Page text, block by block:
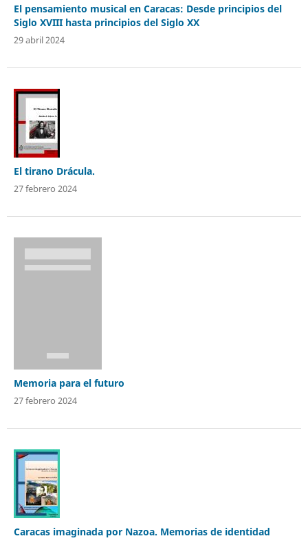
El pensamiento musical en Caracas: Desde principios del
Siglo XVIII hasta principios del Siglo XX
29 abril 2024
El tirano Drácula.
27 febrero 2024
Memoria para el futuro
27 febrero 2024
Caracas imaginada por Nazoa. Memorias de identidad